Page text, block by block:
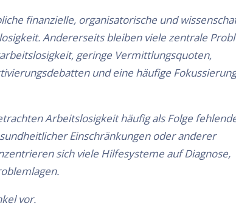
finanzielle, organisatorische und
Andererseits bleiben viele zentrale
geringe Vermittlungsquoten,
und eine häufige
Arbeitslosigkeit häufig als Folge
Einschränkungen oder anderer
sich viele Hilfesysteme auf Diagnose,
vor.